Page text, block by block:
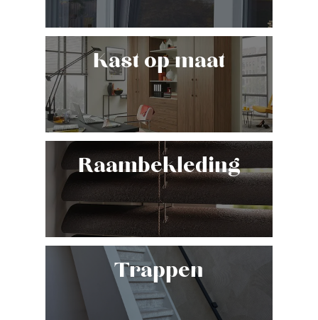
Kast op maat
Raambekleding
Trappen